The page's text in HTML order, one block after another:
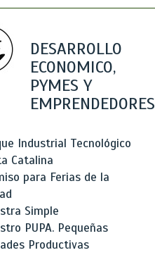
DESARROLLO
ECONOMICO,
PYMES Y
EMPRENDEDORES
Industrial Tecnológico
Catalina
para Ferias de la
Simple
PUPA. Pequeñas
Productivas